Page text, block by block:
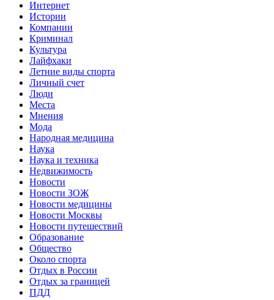
Интернет
Истории
Компании
Криминал
Культура
Лайфхаки
Летние виды спорта
Личный счет
Люди
Места
Мнения
Мода
Народная медицина
Наука
Наука и техника
Недвижимость
Новости
Новости ЗОЖ
Новости медицины
Новости Москвы
Новости путешествий
Образование
Общество
Около спорта
Отдых в России
Отдых за границей
ПДД